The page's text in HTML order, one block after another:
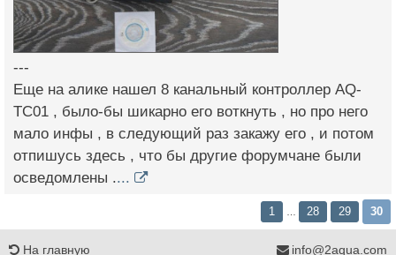
---
Еще на алике нашел 8 канальный контроллер AQ-
TC01 , было-бы шикарно его воткнуть , но про него
мало инфы , в следующий раз закажу его , и потом
отпишусь здесь , что бы другие форумчане были
осведомлены ....
1 28 29 30
На главную info@2aqua.com